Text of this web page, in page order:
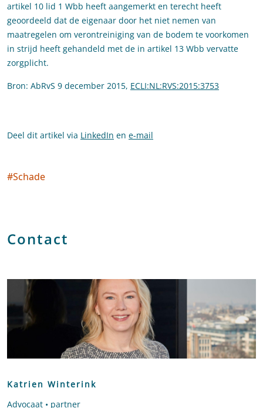
artikel 10 lid 1 Wbb heeft aangemerkt en terecht heeft
geoordeeld dat de eigenaar door het niet nemen van
maatregelen om verontreiniging van de bodem te voorkomen
in strijd heeft gehandeld met de in artikel 13 Wbb vervatte
zorgplicht.
Bron: AbRvS 9 december 2015, ECLI:NL:RVS:2015:3753
Deel dit artikel via LinkedIn en e-mail
Social tags
#Schade
Contact
Katrien Winterink
Advocaat • partner